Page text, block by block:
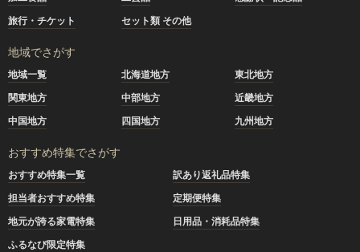
旅行・チケット
セット類 その他
地域でさがす
地域一覧 北海道地方
東北地方
関東地方
中部地方
近畿地方
中国地方
四国地方 九州地方
おすすめ特集でさがす
おすすめ特集一覧
訳あり返礼品特集
担当者おすすめ特集
定期便特集
地元が誇る家電特集
日用品・消耗品特集
ふるなび限定特集